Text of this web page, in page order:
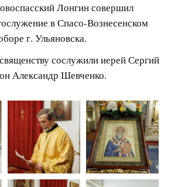
Лонгин совершил
в Спасо-Вознесенском
г. Ульяновска.
сослужили иерей Сергий
Александр Шевченко.